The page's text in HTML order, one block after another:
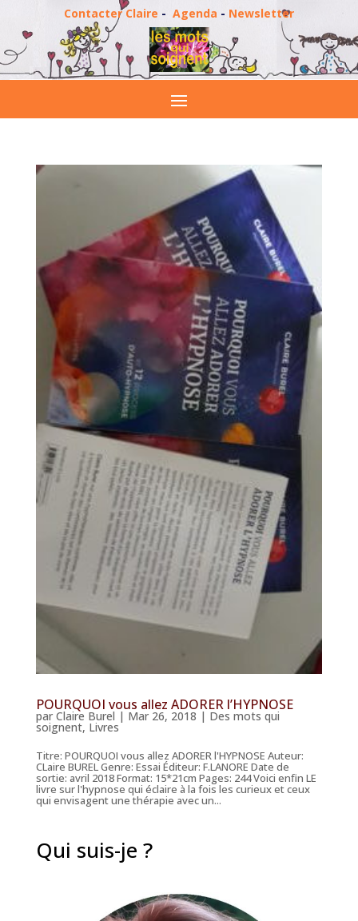
Contacter Claire - Agenda - Newsletter
POURQUOI vous allez ADORER l’HYPNOSE
par Claire Burel | Mar 26, 2018 | Des mots qui
soignent, Livres
Titre: POURQUOI vous allez ADORER l'HYPNOSE Auteur:
CLaire BUREL Genre: Essai Éditeur: F.LANORE Date de
sortie: avril 2018 Format: 15*21cm Pages: 244 Voici enfin LE
livre sur l'hypnose qui éclaire à la fois les curieux et ceux
qui envisagent une thérapie avec un...
Qui suis-je ?